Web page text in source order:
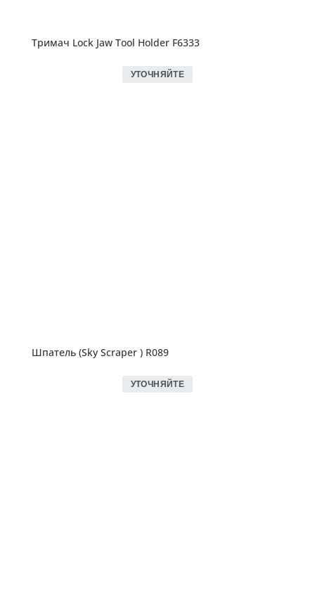
Тримач Lock Jaw Tool Holder F6333
УТОЧНЯЙТЕ
Шпатель (Sky Scraper ) R089
УТОЧНЯЙТЕ